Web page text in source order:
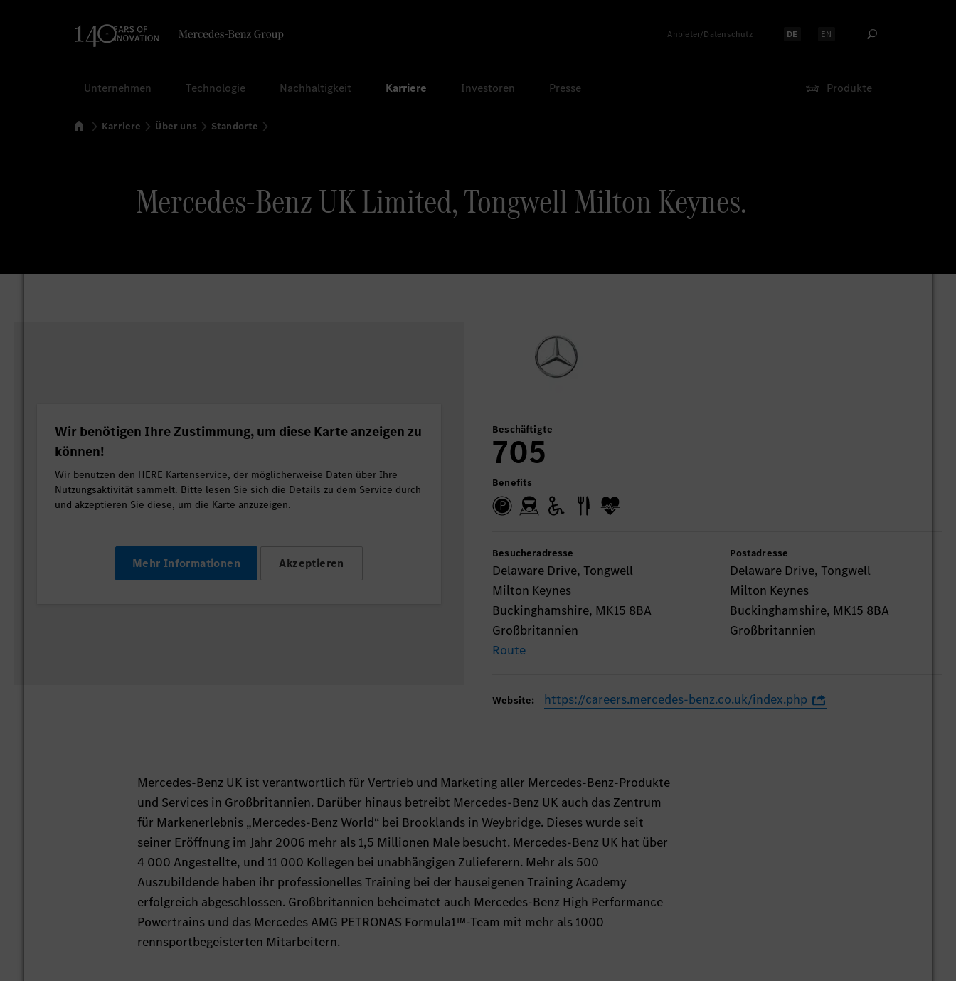
Anbieter/Datenschutz Sprache auswählen:
DE Sprache auswählen:
EN
Unternehmen Technologie Nachhaltigkeit Karriere Investoren Presse Produkte
Startseite
Karriere Über uns Standorte
Mercedes-Benz UK Limited, Tongwell Milton Keynes.
Wir benötigen Ihre Zustimmung, um diese Karte anzeigen zu
können!
Wir benutzen den HERE Kartenservice, der möglicherweise Daten über Ihre
Nutzungsaktivität sammelt. Bitte lesen Sie sich die Details zu dem Service durch
und akzeptieren Sie diese, um die Karte anzuzeigen.
Mehr Informationen Akzeptieren
Beschäftigte
705
Benefits
Besucheradresse
Delaware Drive, Tongwell
Milton Keynes
Buckinghamshire, MK15 8BA
Großbritannien
Route
Postadresse
Delaware Drive, Tongwell
Milton Keynes
Buckinghamshire, MK15 8BA
Großbritannien
Website: https://careers.mercedes-benz.co.uk/index.php
Mercedes-Benz UK ist verantwortlich für Vertrieb und Marketing aller Mercedes-Benz-Produkte
und Services in Großbritannien. Darüber hinaus betreibt Mercedes-Benz UK auch das Zentrum
für Markenerlebnis „Mercedes-Benz World“ bei Brooklands in Weybridge. Dieses wurde seit
seiner Eröffnung im Jahr 2006 mehr als 1,5 Millionen Male besucht. Mercedes-Benz UK hat über
4 000 Angestellte, und 11 000 Kollegen bei unabhängigen Zulieferern. Mehr als 500
Auszubildende haben ihr professionelles Training bei der hauseigenen Training Academy
erfolgreich abgeschlossen. Großbritannien beheimatet auch Mercedes-Benz High Performance
Powertrains und das Mercedes AMG PETRONAS Formula1™-Team mit mehr als 1000
rennsportbegeisterten Mitarbeitern.